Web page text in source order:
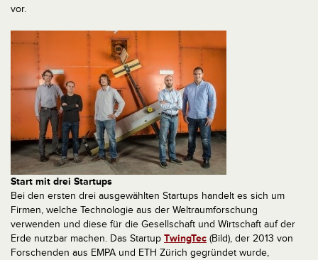
vor.
Start mit drei Startups
Bei den ersten drei ausgewählten Startups handelt es sich um
Firmen, welche Technologie aus der Weltraumforschung
verwenden und diese für die Gesellschaft und Wirtschaft auf der
Erde nutzbar machen. Das Startup TwingTec (Bild), der 2013 von
Forschenden aus EMPA und ETH Zürich gegründet wurde,